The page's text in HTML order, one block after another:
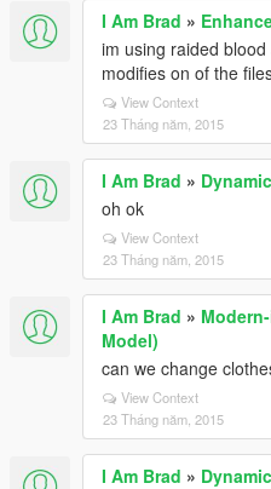
I Am Brad »
im using raided
modifies on of the
View Context
23 Tháng năm, 2015
I Am Brad »
oh ok
View Context
23 Tháng năm, 2015
I Am Brad »
Model)
can we change
View Context
23 Tháng năm, 2015
I Am Brad »